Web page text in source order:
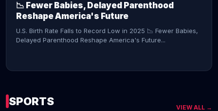
📉 Fewer Babies, Delayed Parenthood
Reshape America's Future
U.S. Birth Rate Falls to Record Low in 2025 📉 Fewer Babies,
Delayed Parenthood Reshape America's Future...
SPORTS VIEW ALL →